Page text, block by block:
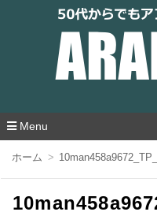
アラフィフエイ
エイ
Menu
ホーム